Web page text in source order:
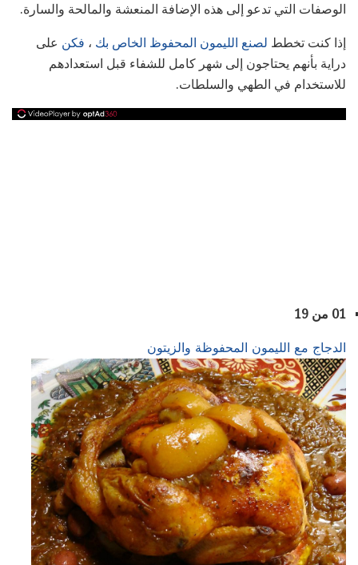
الوصفات التي تدعو إلى هذه الإضافة المنعشة والمالحة والسارة.
إذا كنت تخطط لصنع الليمون المحفوظ الخاص بك ، فكن على
دراية بأنهم يحتاجون إلى شهر كامل للشفاء قبل استعدادهم
للاستخدام في الطهي والسلطات.
01 من 19
الدجاج مع الليمون المحفوظة والزيتون